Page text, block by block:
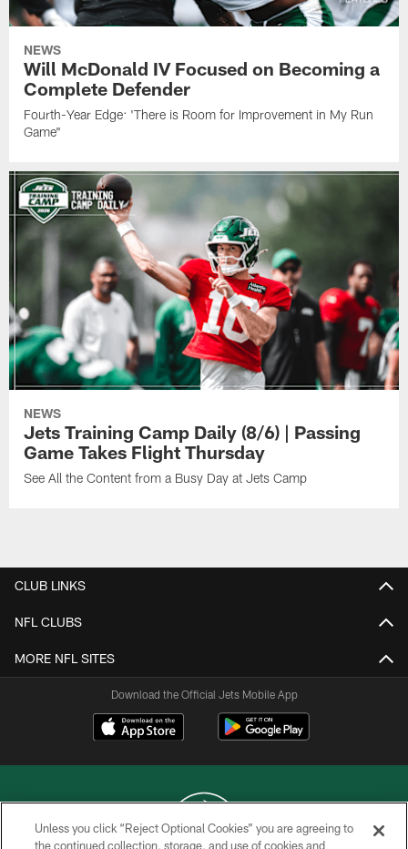
NEWS
Will McDonald IV Focused on Becoming a
Complete Defender
Fourth-Year Edge: 'There is Room for Improvement in My Run
Game"
NEWS
Jets Training Camp Daily (8/6) | Passing
Game Takes Flight Thursday
See All the Content from a Busy Day at Jets Camp
CLUB LINKS
NFL CLUBS
MORE NFL SITES
Download the Official Jets Mobile App
Unless you click “Reject Optional Cookies” you are agreeing to
the continued collection, storage, and use of cookies and